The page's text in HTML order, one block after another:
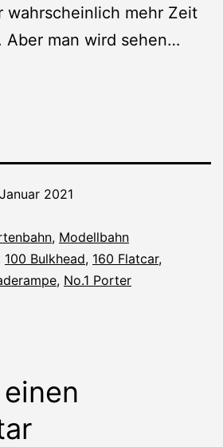
wahrscheinlich mehr Zeit
Aber man wird sehen…
2021
, Modellbahn
100 Bulkhead, 160 Flatcar,
, No.1 Porter